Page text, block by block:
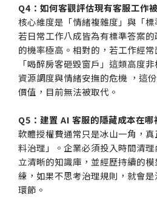
Q4：如何客觀評估現有客服工作
核心維度是「情緒複雜度」與「標
若日常工作八成皆為有標準答案
的機率極高。相對的，若工作經
「喝醉房客砸毀窗戶」這類高度
資源調度與情緒安撫的危機 ，這
價值，目前無法被取代。
Q5：建置 AI 客服的隱藏成本在哪
軟體授權費通常只是冰山一角，
料治理」。企業必須投入時間清
立清晰的知識庫，並經歷持續的
練，如果不思考治理規則，就會
環節。